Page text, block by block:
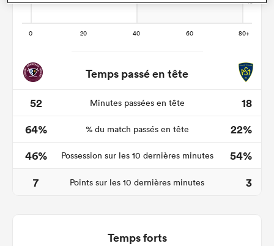
Temps passé en tête
52
Minutes passées en tête
18
64%
% du match passés en tête
22%
46%
Possession sur les 10 dernières minutes
54%
7
Points sur les 10 dernières minutes 3
Temps forts